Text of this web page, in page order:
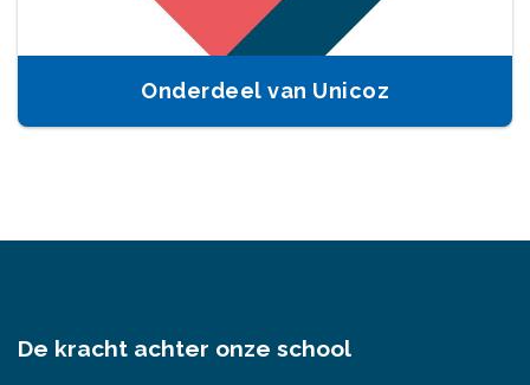
Onderdeel van Unicoz
De kracht achter onze school